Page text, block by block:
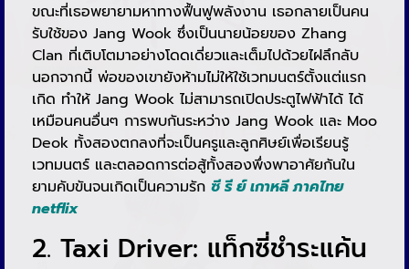
ขณะที่เธอพยายามหาทางฟื้นฟูพลังงาน เธอกลายเป็นคน
รับใช้ของ Jang Wook ซึ่งเป็นนายน้อยของ Zhang
Clan ที่เติบโตมาอย่างโดดเดี่ยวและเต็มไปด้วยไฝลึกลับ
นอกจากนี้ พ่อของเขายังห้ามไม่ให้ใช้เวทมนตร์ตั้งแต่แรก
เกิด ทำให้ Jang Wook ไม่สามารถเปิดประตูไฟฟ้าได้ ได้
เหมือนคนอื่นๆ การพบกันระหว่าง Jang Wook และ Moo
Deok ทั้งสองตกลงที่จะเป็นครูและลูกศิษย์เพื่อเรียนรู้
เวทมนตร์ และตลอดการต่อสู้ทั้งสองพึ่งพาอาศัยกันใน
ยามคับขันจนเกิดเป็นความรัก ซี รี ย์ เกาหลี ภาคไทย
netflix
2. Taxi Driver: แท็กซี่ชำระแค้น